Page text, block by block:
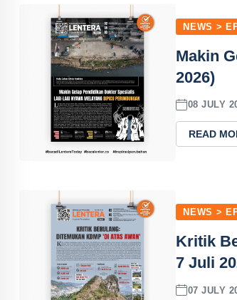
NEWS >
Makin
2026)
08 JULY
READ
NEWS >
Kritik
7 Juli
07 JULY